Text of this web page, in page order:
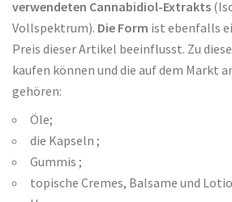
verwendeten Cannabidiol-Extrakts
Vollspektrum). Die Form ist ebenfalls
Preis dieser Artikel beeinflusst. Zu
kaufen können und die auf dem Markt
gehören:
Öle;
die Kapseln ;
Gummis ;
topische Cremes, Balsame und